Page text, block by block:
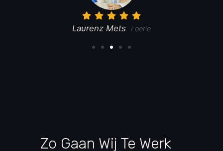
Laurenz Mets Loerie
Zo Gaan Wij Te Werk